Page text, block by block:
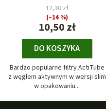
10,50 zł
12,30 zł
(–14 %)
DO KOSZYKA
Bardzo popularne filtry ActiTube
z węglem aktywnym w wersji slim
w opakowaniu...